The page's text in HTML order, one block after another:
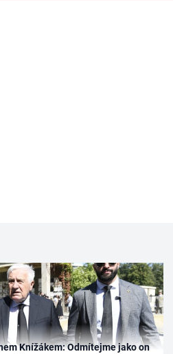
Knížákem: Odmítejme jako on